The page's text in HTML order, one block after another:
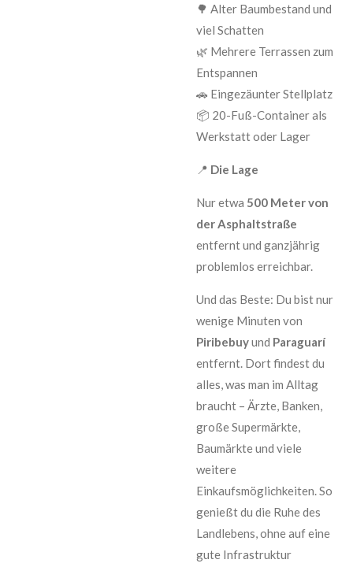
🌳 Alter Baumbestand und
viel Schatten
🌿 Mehrere Terrassen zum
Entspannen
🚗 Eingezäunter Stellplatz
📦 20-Fuß-Container als
Werkstatt oder Lager
📍 Die Lage
Nur etwa 500 Meter von
der Asphaltstraße
entfernt und ganzjährig
problemlos erreichbar.
Und das Beste: Du bist nur
wenige Minuten von
Piribebuyund Paraguarí
entfernt. Dort findest du
alles, was man im Alltag
braucht – Ärzte, Banken,
große Supermärkte,
Baumärkte und viele
weitere
Einkaufsmöglichkeiten. So
genießt du die Ruhe des
Landlebens, ohne auf eine
gute Infrastruktur